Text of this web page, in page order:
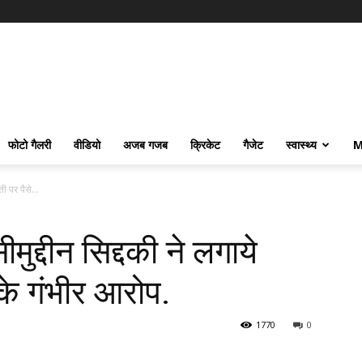
फोटो गैलरी वीडियो अजब गजब क्रिकेट गैजेट स्वास्थ्य
पर पैसे...
सिद्दकी ने लगाये
गंभीर आरोप.
0
1770